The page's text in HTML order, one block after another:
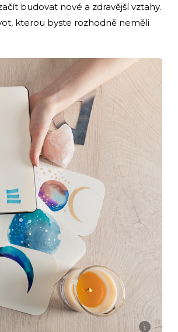
budovat nové a zdravější vztahy.
kterou byste rozhodně neměli
i